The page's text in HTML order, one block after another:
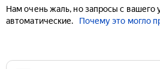
Нам очень жаль, но запросы с вашего
автоматические.
Почему это могло